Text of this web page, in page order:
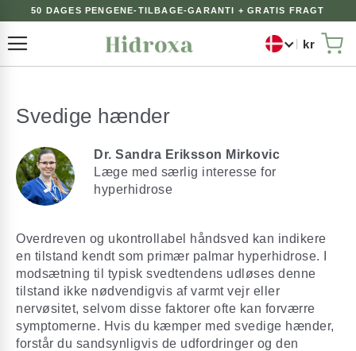
50 DAGES PENGENE-TILBAGE-GARANTI + GRATIS FRAGT
kr
Min
Svedige hænder
Dr. Sandra Eriksson Mirkovic
Læge med særlig interesse for
hyperhidrose
Overdreven og ukontrollabel håndsved kan indikere
en tilstand kendt som primær palmar hyperhidrose. I
modsætning til typisk svedtendens udløses denne
tilstand ikke nødvendigvis af varmt vejr eller
nervøsitet, selvom disse faktorer ofte kan forværre
symptomerne. Hvis du kæmper med svedige hænder,
forstår du sandsynligvis de udfordringer og den